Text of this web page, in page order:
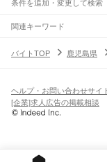
条件を追加・変更して検索
市区町村を追加・変更
鹿児島県
すべて
伊佐市姶良市鹿児島
駅を追加・変更
川内駅 隈之城駅 木場茶屋
伊集院駅薩摩松元駅上
JR日豊本線(佐伯～鹿児
えびの高原線(八代～吉
飲食・フードサービス
飲食・フードサービス
ホールスタッフ
営業・販売
特徴を追加・変更
人気
関連キーワード
鹿児島県 鹿児島市 あ派
バイトTOP 鹿児島県
ヘルプ・お問い合わせサイ
[企業]求人広告の掲載相談